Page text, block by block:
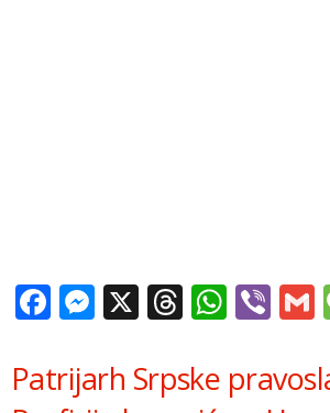
Facebook
Messenger
X Threads
Patrijarh Srpske